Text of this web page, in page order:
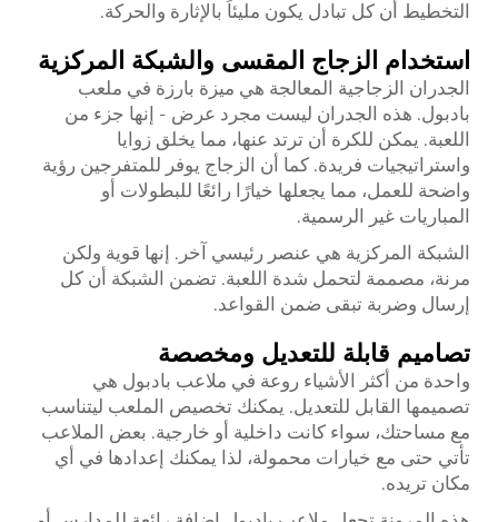
التخطيط أن كل تبادل يكون مليئاً بالإثارة والحركة.
استخدام الزجاج المقسى والشبكة المركزية
الجدران الزجاجية المعالجة هي ميزة بارزة في ملعب
بادبول. هذه الجدران ليست مجرد عرض - إنها جزء من
اللعبة. يمكن للكرة أن ترتد عنها، مما يخلق زوايا
واستراتيجيات فريدة. كما أن الزجاج يوفر للمتفرجين رؤية
واضحة للعمل، مما يجعلها خيارًا رائعًا للبطولات أو
المباريات غير الرسمية.
الشبكة المركزية هي عنصر رئيسي آخر. إنها قوية ولكن
مرنة، مصممة لتحمل شدة اللعبة. تضمن الشبكة أن كل
إرسال وضربة تبقى ضمن القواعد.
تصاميم قابلة للتعديل ومخصصة
واحدة من أكثر الأشياء روعة في ملاعب بادبول هي
تصميمها القابل للتعديل. يمكنك تخصيص الملعب ليتناسب
مع مساحتك، سواء كانت داخلية أو خارجية. بعض الملاعب
تأتي حتى مع خيارات محمولة، لذا يمكنك إعدادها في أي
مكان تريده.